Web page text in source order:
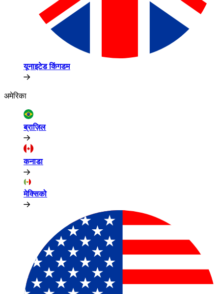
यूनाइटेड किंगडम​​
अमेरिका​​
ब्राज़िल​​
कनाडा​​
मेक्सिको​​